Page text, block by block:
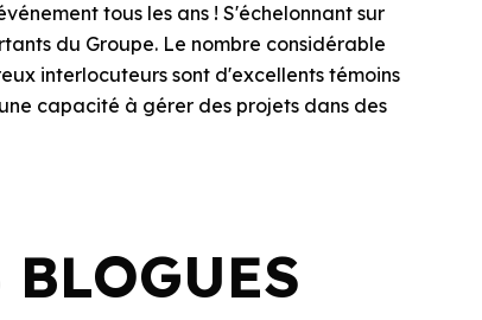
tous les ans ! S'échelonnant sur
du Groupe. Le nombre considérable
interlocuteurs sont d'excellents témoins
capacité à gérer des projets dans des